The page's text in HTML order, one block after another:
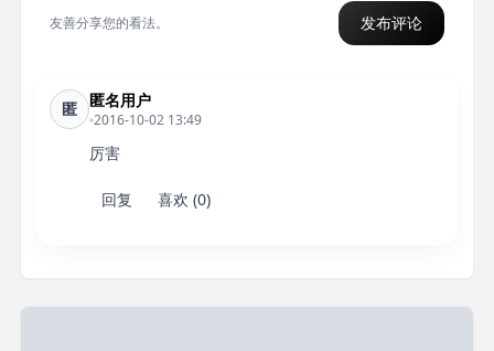
友善分享您的看法。 发布评论
匿 匿名用户
2016-10-02 13:49
厉害
回复 喜欢 (0)